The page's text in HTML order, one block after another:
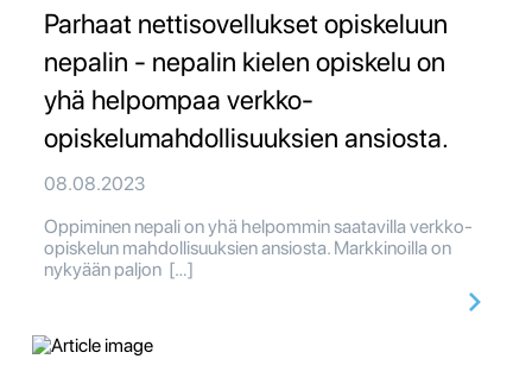
Parhaat nettisovellukset opiskeluun
nepalin - nepalin kielen opiskelu on
yhä helpompaa verkko-
opiskelumahdollisuuksien ansiosta.
08.08.2023
Oppiminen nepali on yhä helpommin saatavilla verkko-
opiskelun mahdollisuuksien ansiosta. Markkinoilla on
nykyään paljon […]